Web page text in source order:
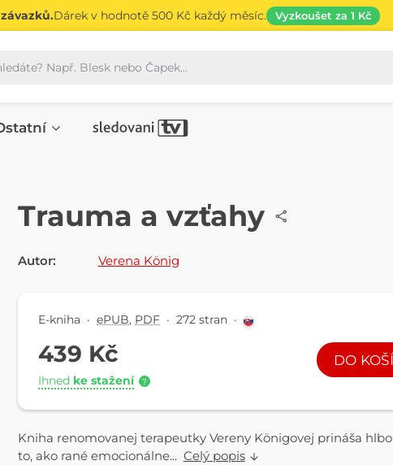
Dárek v hodnotě 500 Kč každý měsíc. Vyzkoušet za 1 Kč
E-KNIHA
Trauma a vzťahy
Autor: Verena König
E-kniha · ePUB, PDF · 272 stran ·
439 Kč
Ihned ke stažení ?
DO
Kniha renomovanej terapeutky Vereny Königovej prináša
to, ako rané emocionálne... Celý popis